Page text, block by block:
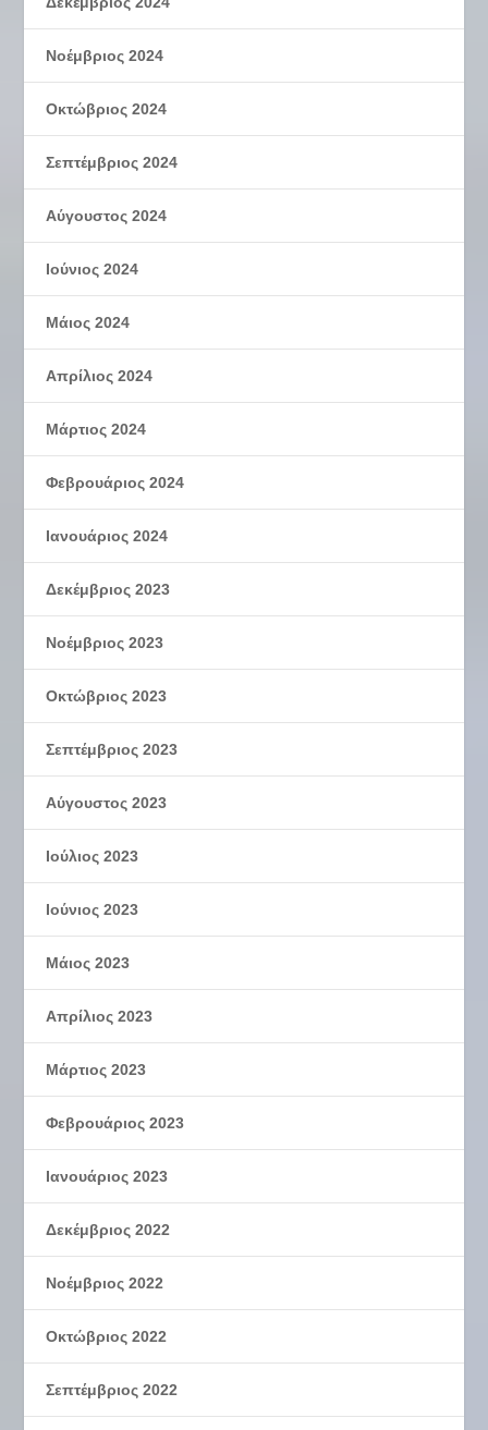
Νοέμβριος 2024
Οκτώβριος 2024
Σεπτέμβριος 2024
Αύγουστος 2024
Ιούνιος 2024
Μάιος 2024
Απρίλιος 2024
Μάρτιος 2024
Φεβρουάριος 2024
Ιανουάριος 2024
Δεκέμβριος 2023
Νοέμβριος 2023
Οκτώβριος 2023
Σεπτέμβριος 2023
Αύγουστος 2023
Ιούλιος 2023
Ιούνιος 2023
Μάιος 2023
Απρίλιος 2023
Μάρτιος 2023
Φεβρουάριος 2023
Ιανουάριος 2023
Δεκέμβριος 2022
Νοέμβριος 2022
Οκτώβριος 2022
Σεπτέμβριος 2022